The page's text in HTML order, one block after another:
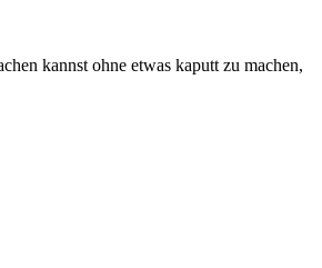
kannst ohne etwas kaputt zu machen,